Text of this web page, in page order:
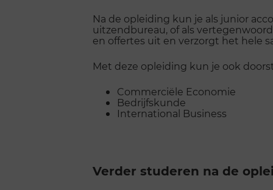
Na de opleiding kun je als junior
uitzendbureau, of als
en offertes uit en verzorgt het hele
Met deze opleiding kun je ook
Commerciële Economie
Bedrijfskunde
International Business
Verder studeren na de